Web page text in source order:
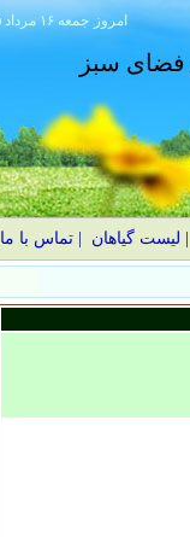
۱۴۰۵ جمعه ۱۶ مرداد امروز
فضای سبز
لیست گیاهان |تماس با ما